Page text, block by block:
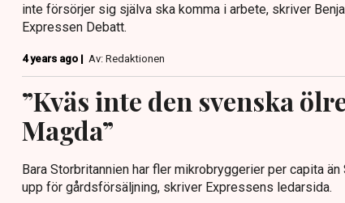
inte försörjer sig själva ska komma i arbete, skriver
Expressen Debatt.
4 years ago | Av: Redaktionen
”Kväs inte den svenska
Magda”
Bara Storbritannien har fler mikrobryggerier per capita
upp för gårdsförsäljning, skriver Expressens ledarsida.